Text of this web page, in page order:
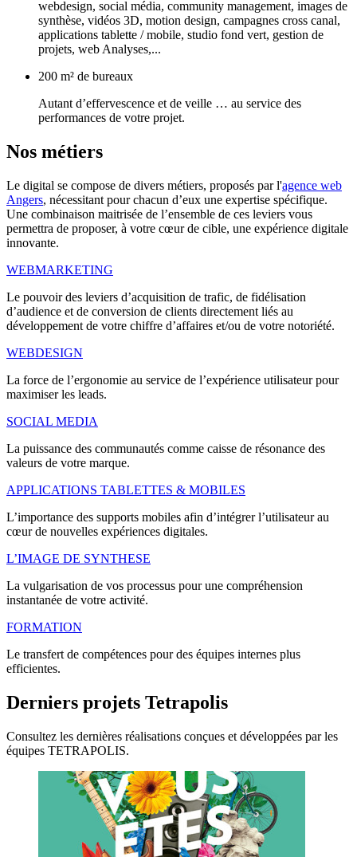
webdesign, social média, community management, images de
synthèse, vidéos 3D, motion design, campagnes cross canal,
applications tablette / mobile, studio fond vert, gestion de
projets, web Analyses,...
200 m² de bureaux
Autant d’effervescence et de veille … au service des
performances de votre projet.
Nos métiers
Le digital se compose de divers métiers, proposés par l'agence web
Angers, nécessitant pour chacun d’eux une expertise spécifique.
Une combinaison maitrisée de l’ensemble de ces leviers vous
permettra de proposer, à votre cœur de cible, une expérience digitale
innovante.
WEBMARKETING
Le pouvoir des leviers d’acquisition de trafic, de fidélisation
d’audience et de conversion de clients directement liés au
développement de votre chiffre d’affaires et/ou de votre notoriété.
WEBDESIGN
La force de l’ergonomie au service de l’expérience utilisateur pour
maximiser les leads.
SOCIAL MEDIA
La puissance des communautés comme caisse de résonance des
valeurs de votre marque.
APPLICATIONS TABLETTES & MOBILES
L’importance des supports mobiles afin d’intégrer l’utilisateur au
cœur de nouvelles expériences digitales.
L’IMAGE DE SYNTHESE
La vulgarisation de vos processus pour une compréhension
instantanée de votre activité.
FORMATION
Le transfert de compétences pour des équipes internes plus
efficientes.
Derniers projets Tetrapolis
Consultez les dernières réalisations conçues et développées par les
équipes TETRAPOLIS.